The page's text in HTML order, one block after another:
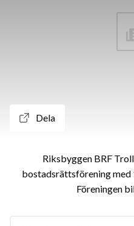
Dela
Riksbyggen BRF
bostadsrättsförening med
Föreningen